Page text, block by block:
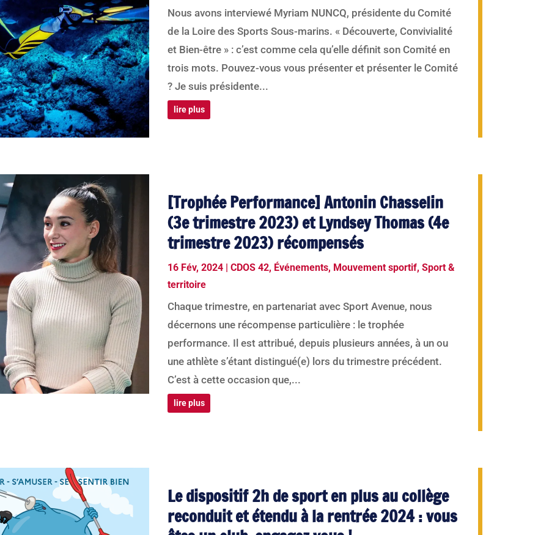
Nous avons interviewé Myriam NUNCQ, présidente du Comité
de la Loire des Sports Sous-marins. « Découverte, Convivialité
et Bien-être » : c’est comme cela qu’elle définit son Comité en
trois mots. Pouvez-vous vous présenter et présenter le Comité
? Je suis présidente...
lire plus
[Trophée Performance] Antonin Chasselin
(3e trimestre 2023) et Lyndsey Thomas (4e
trimestre 2023) récompensés
16 Fév, 2024 | CDOS 42, Événements, Mouvement sportif, Sport &
territoire
Chaque trimestre, en partenariat avec Sport Avenue, nous
décernons une récompense particulière : le trophée
performance. Il est attribué, depuis plusieurs années, à un ou
une athlète s’étant distingué(e) lors du trimestre précédent.
C’est à cette occasion que,...
lire plus
Le dispositif 2h de sport en plus au collège
reconduit et étendu à la rentrée 2024 : vous